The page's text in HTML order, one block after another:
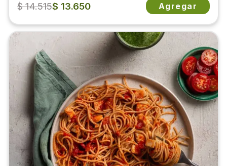
$ 14.515$ 13.650 Agregar